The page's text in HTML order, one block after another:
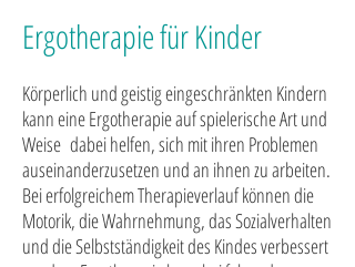
Ergotherapie für Kinder
Körperlich und geistig eingeschränkten Kindern
kann eine Ergotherapie auf spielerische Art und
Weise dabei helfen, sich mit ihren Problemen
auseinanderzusetzen und an ihnen zu arbeiten.
Bei erfolgreichem Therapieverlauf können die
Motorik, die Wahrnehmung, das Sozialverhalten
und die Selbstständigkeit des Kindes verbessert